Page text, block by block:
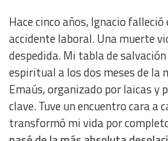
Hace cinco años, Ignacio
accidente laboral. Una muerte
despedida. Mi tabla de
espiritual a los dos meses de la
Emaús, organizado por laicas y
clave. Tuve un encuentro cara a
transformó mi vida por